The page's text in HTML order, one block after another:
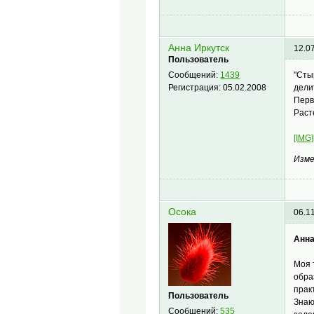
Анна Иркутск
Пользователь
Сообщений: 1439
Регистрация:05.02.2008
Осока
Пользователь
Сообщений:535
Моя